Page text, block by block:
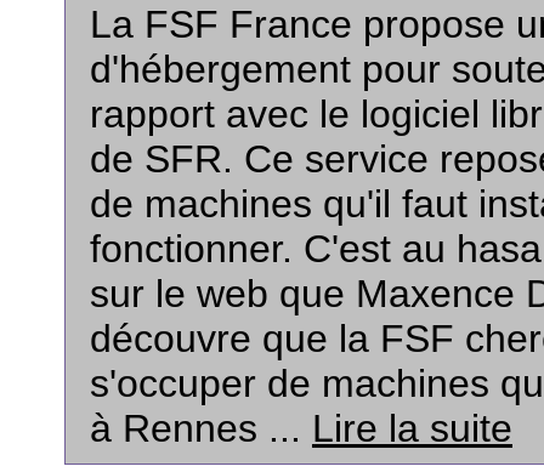
La FSF France propose
d'hébergement pour
rapport avec le logiciel
de SFR. Ce service
de machines qu'il faut
fonctionner. C'est au
sur le web que Maxence
découvre que la FSF
s'occuper de machines
à Rennes ... Lire la suite